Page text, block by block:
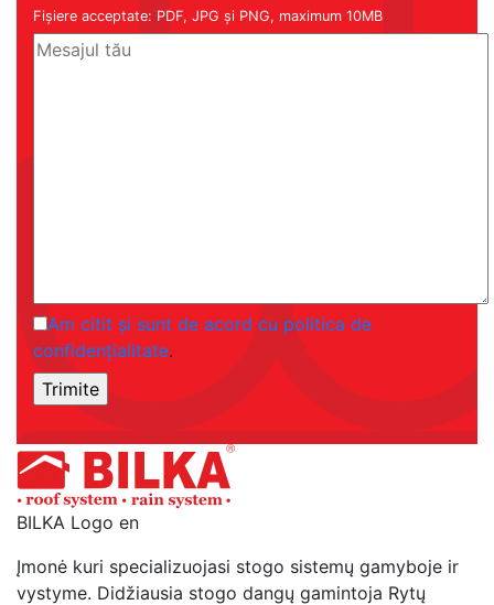
Fișiere acceptate: PDF, JPG și PNG, maximum 10MB
Am citit și sunt de acord cu politica de
confidențialitate.
BILKA Logo en
Įmonė kuri specializuojasi stogo sistemų gamyboje ir
vystyme. Didžiausia stogo dangų gamintoja Rytų